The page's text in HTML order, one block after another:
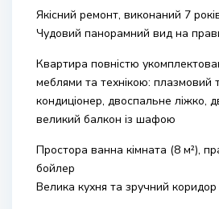
Якісний ремонт, виконаний 7
Чудовий панорамний вид на
Квартира повністю
меблями та технікою: плазмовий
кондиціонер, двоспальне ліжко,
великий балкон із шафою
Простора ванна кімната (8 м²),
бойлер
Велика кухня та зручний коридор